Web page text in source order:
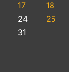
17 18
24 25
31